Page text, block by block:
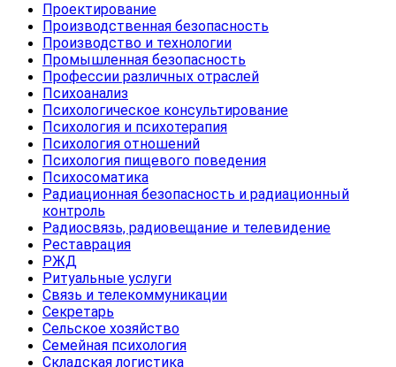
Проектирование
Производственная безопасность
Производство и технологии
Промышленная безопасность
Профессии различных отраслей
Психоанализ
Психологическое консультирование
Психология и психотерапия
Психология отношений
Психология пищевого поведения
Психосоматика
Радиационная безопасность и радиационный
контроль
Радиосвязь, радиовещание и телевидение
Реставрация
РЖД
Ритуальные услуги
Связь и телекоммуникации
Секретарь
Сельское хозяйство
Семейная психология
Складская логистика